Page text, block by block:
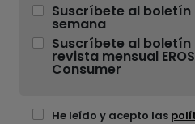
Suscríbete al boletín
semana
Suscríbete al boletín
revista mensual
Consumer
He leído y acepto las